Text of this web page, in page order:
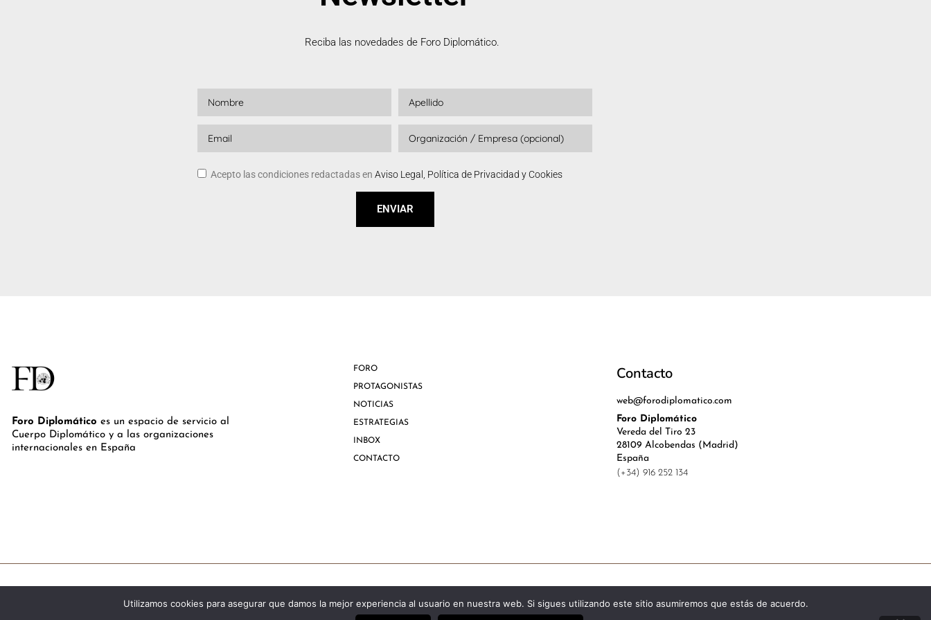
Reciba las novedades de Foro Diplomático.
Acepto las condiciones redactadas en Aviso Legal, Política de Privacidad y Cookies
ENVIAR
Foro Diplomático es un espacio de servicio al
Cuerpo Diplomático y a las organizaciones
internacionales en España
FORO
PROTAGONISTAS
NOTICIAS
ESTRATEGIAS
INBOX
CONTACTO
Contacto
web@forodiplomatico.com
Foro Diplomático
Vereda del Tiro 23
28109 Alcobendas (Madrid)
España
(+34) 916 252 134
Utilizamos cookies para asegurar que damos la mejor experiencia al usuario en nuestra web. Si sigues utilizando este sitio asumiremos que estás de acuerdo.